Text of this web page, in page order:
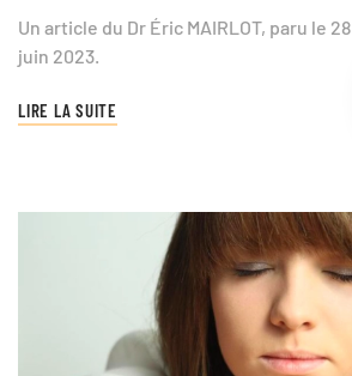
Un article du Dr Éric MAIRLOT, paru le 28
juin 2023.
LIRE LA SUITE